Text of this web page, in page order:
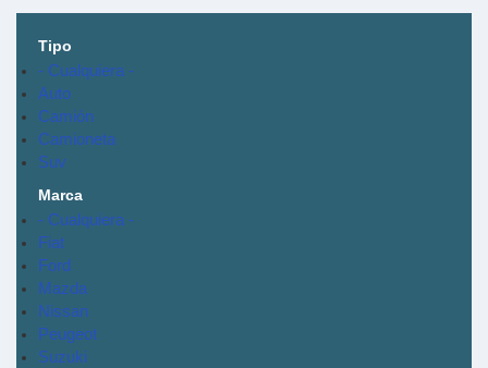
Tipo
- Cualquiera -
Auto
Camión
Camioneta
Suv
Marca
- Cualquiera -
Fiat
Ford
Mazda
Nissan
Peugeot
Suzuki